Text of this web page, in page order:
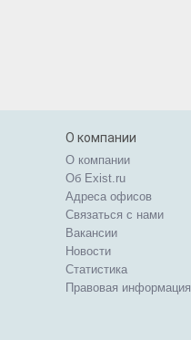
О компании
О компании
Об Exist.ru
Адреса офисов
Связаться с нами
Вакансии
Новости
Статистика
Правовая информация